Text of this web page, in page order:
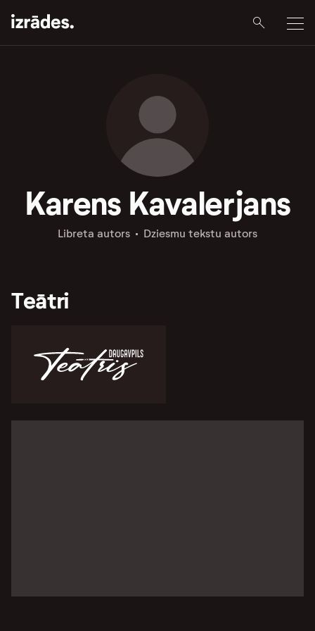
Karens Kavalerjans
Libreta autors Dziesmu tekstu autors
Teātri